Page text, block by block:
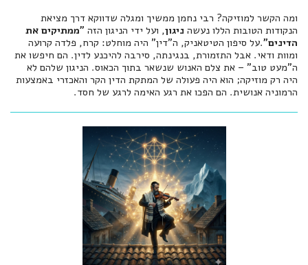
ומה הקשר למוזיקה? רבי נחמן ממשיך ומגלה שדווקא דרך מציאת
הנקודות הטובות הללו נעשה ניגון, ועל ידי הניגון הזה "ממתיקים את
הדינים".על סיפון הטיטאניק, ה"דין" היה מוחלט: קרח, פלדה קרועה
ומוות ודאי. אבל התזמורת, בנגינתה, סירבה להיכנע לדין. הם חיפשו את
ה"מעט טוב" – את צלם האנוש שנשאר בתוך הכאוס. הניגון שלהם לא
היה רק מוזיקה; הוא היה פעולה של המתקת הדין הקר והאכזרי באמצעות
הרמוניה אנושית. הם הפכו את רגע האימה לרגע של חסד.